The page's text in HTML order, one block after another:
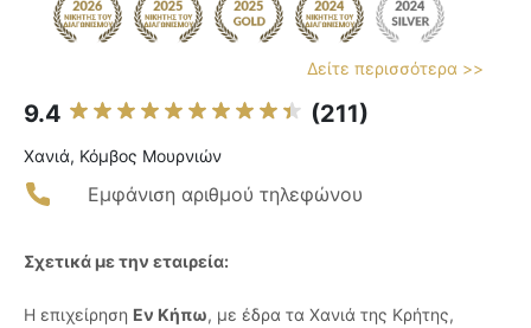
Δείτε περισσότερα >>
9.4 (211)
Χανιά, Κόμβος Μουρνιών
Εμφάνιση αριθμού τηλεφώνου
Σχετικά με την εταιρεία:
Η επιχείρηση Εν Κήπω, με έδρα τα Χανιά της Κρήτης,